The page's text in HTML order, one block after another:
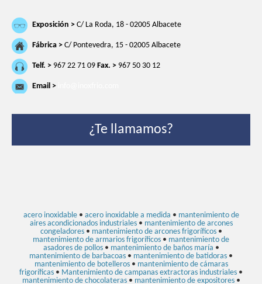
Exposición > C/ La Roda, 18 - 02005 Albacete
Fábrica > C/ Pontevedra, 15 - 02005 Albacete
Telf. > 967 22 71 09 Fax. > 967 50 30 12
Email >
¿Te llamamos?
acero inoxidable• acero inoxidable a medida • mantenimiento de
aires acondicionados industriales• mantenimiento de arcones
congeladores• mantenimiento de arcones frigoríficos•
mantenimiento de armarios frigoríficos • mantenimiento de
asadores de pollos• mantenimiento de baños maría •
mantenimiento de barbacoas • mantenimiento de batidoras •
mantenimiento de botelleros• mantenimiento de cámaras
frigoríficas • Mantenimiento de campanas extractoras industriales •
mantenimiento de chocolateras• mantenimiento de expositores•